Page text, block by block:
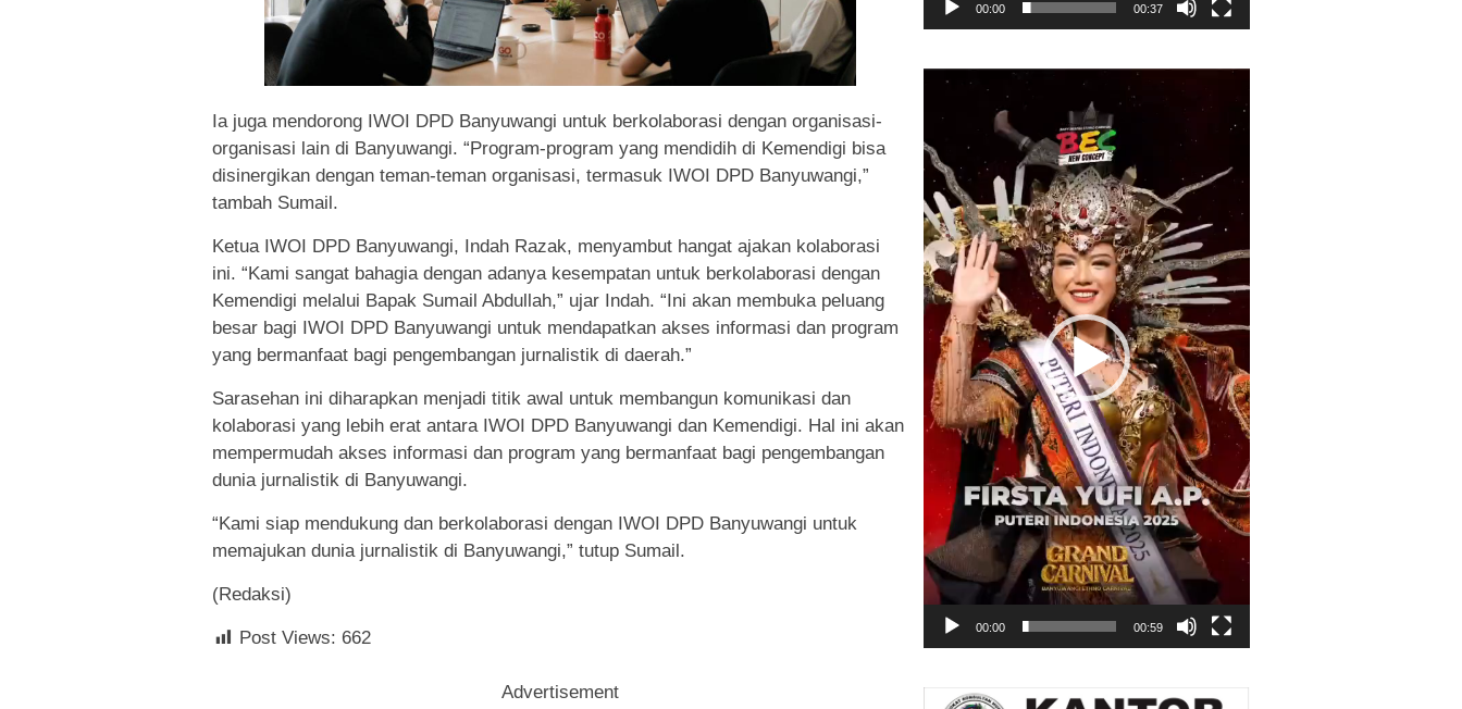
Ia juga mendorong IWOI DPD Banyuwangi untuk berkolaborasi dengan organisasi-
organisasi lain di Banyuwangi. “Program-program yang mendidih di Kemendigi bisa
disinergikan dengan teman-teman organisasi, termasuk IWOI DPD Banyuwangi,”
tambah Sumail.
Ketua IWOI DPD Banyuwangi, Indah Razak, menyambut hangat ajakan kolaborasi
ini. “Kami sangat bahagia dengan adanya kesempatan untuk berkolaborasi dengan
Kemendigi melalui Bapak Sumail Abdullah,” ujar Indah. “Ini akan membuka peluang
besar bagi IWOI DPD Banyuwangi untuk mendapatkan akses informasi dan program
yang bermanfaat bagi pengembangan jurnalistik di daerah.”
Sarasehan ini diharapkan menjadi titik awal untuk membangun komunikasi dan
kolaborasi yang lebih erat antara IWOI DPD Banyuwangi dan Kemendigi. Hal ini akan
mempermudah akses informasi dan program yang bermanfaat bagi pengembangan
dunia jurnalistik di Banyuwangi.
“Kami siap mendukung dan berkolaborasi dengan IWOI DPD Banyuwangi untuk
memajukan dunia jurnalistik di Banyuwangi,” tutup Sumail.
(Redaksi)
Post Views: 662
Advertisement
00:00 00:37
Pemutar
00:00 00:59